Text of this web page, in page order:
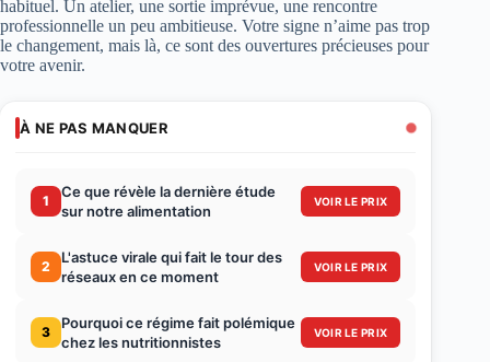
habituel. Un atelier, une sortie imprévue, une rencontre
professionnelle un peu ambitieuse. Votre signe n’aime pas trop
le changement, mais là, ce sont des ouvertures précieuses pour
votre avenir.
À NE PAS MANQUER
1
Ce que révèle la dernière étude
sur notre alimentation
VOIR LE PRIX
2
L'astuce virale qui fait le tour des
réseaux en ce moment
VOIR LE PRIX
3
Pourquoi ce régime fait polémique
chez les nutritionnistes
VOIR LE PRIX